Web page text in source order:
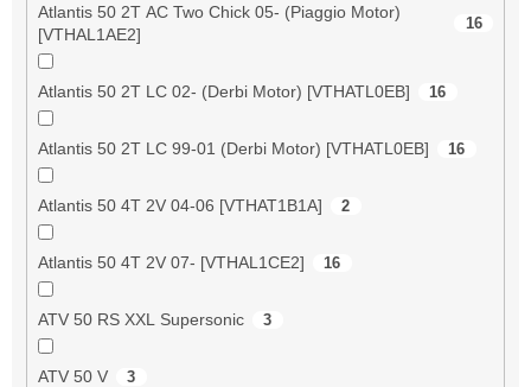
Atlantis 50 2T AC Two Chick 05- (Piaggio Motor)
[VTHAL1AE2]
16
Atlantis 50 2T LC 02- (Derbi Motor) [VTHATL0EB] 16
Atlantis 50 2T LC 99-01 (Derbi Motor) [VTHATL0EB] 16
Atlantis 50 4T 2V 04-06 [VTHAT1B1A] 2
Atlantis 50 4T 2V 07- [VTHAL1CE2] 16
ATV 50 RS XXL Supersonic 3
ATV 50 V 3